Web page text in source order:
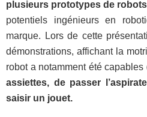
plusieurs prototypes de robots
potentiels ingénieurs en
marque. Lors de cette
démonstrations, affichant la
robot a notamment été
assiettes, de passer
saisir un jouet.